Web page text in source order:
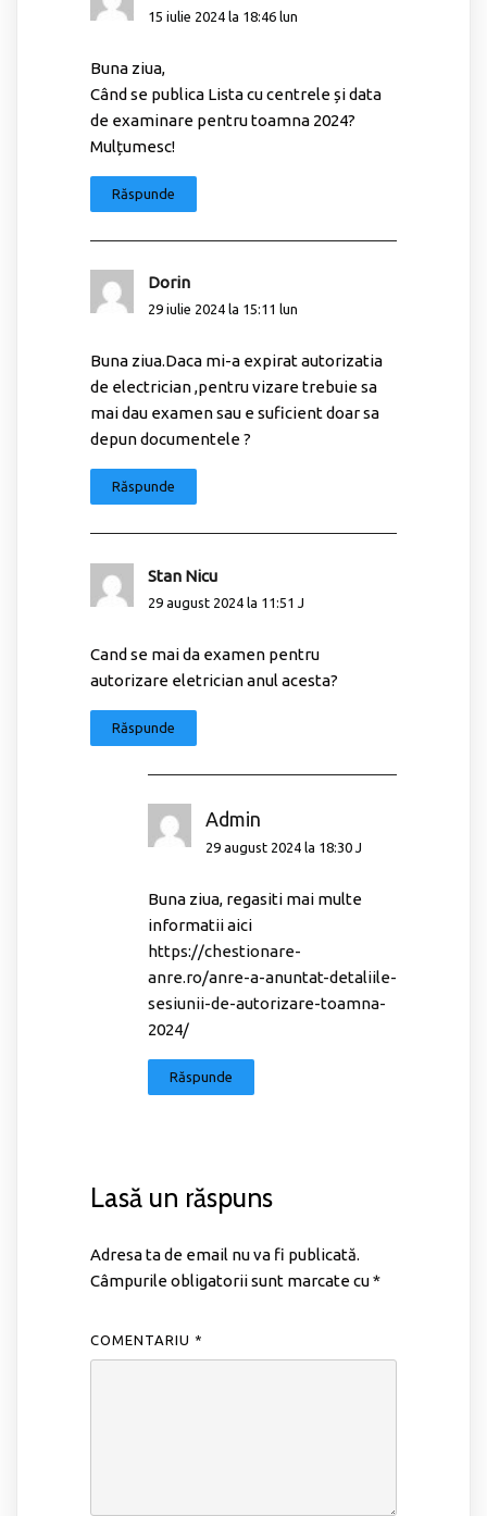
15 iulie 2024 la 18:46 lun
Buna ziua,
Când se publica Lista cu centrele și data
de examinare pentru toamna 2024?
Mulțumesc!
Răspunde
Dorin
29 iulie 2024 la 15:11 lun
Buna ziua.Daca mi-a expirat autorizatia
de electrician ,pentru vizare trebuie sa
mai dau examen sau e suficient doar sa
depun documentele ?
Răspunde
Stan Nicu
29 august 2024 la 11:51 J
Cand se mai da examen pentru
autorizare eletrician anul acesta?
Răspunde
Admin
29 august 2024 la 18:30 J
Buna ziua, regasiti mai multe
informatii aici
https://chestionare-
anre.ro/anre-a-anuntat-detaliile-
sesiunii-de-autorizare-toamna-
2024/
Răspunde
Lasă un răspuns
Adresa ta de email nu va fi publicată.
Câmpurile obligatorii sunt marcate cu*
COMENTARIU *